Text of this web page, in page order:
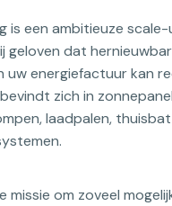
is een ambitieuze
geloven dat
uw energiefactuur kan
zich in
laadpalen,
missie om zoveel